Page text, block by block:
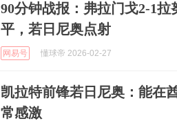
90分钟战报：弗拉门戈2-1拉
平，若日尼奥点射
网易号 懂球帝 2026-02-27
凯拉特前锋若日尼奥：能在
常感激